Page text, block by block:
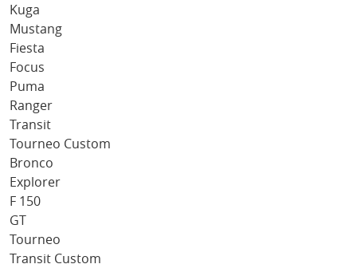
Kuga
Mustang
Fiesta
Focus
Puma
Ranger
Transit
Tourneo Custom
Bronco
Explorer
F 150
GT
Tourneo
Transit Custom